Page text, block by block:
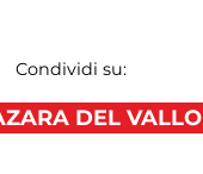
Condividi su:
DEL VALLO